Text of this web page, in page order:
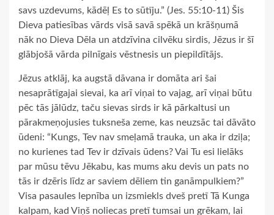
savs uzdevums, kādēļ Es to sūtīju.” (Jes. 55:10-11) Šis
Dieva patiesības vārds visā savā spēkā un krāšņumā
nāk no Dieva Dēla un atdzīvina cilvēku sirdis, Jēzus ir šī
glābjošā vārda pilnīgais vēstnesis un piepildītājs.
Jēzus atklāj, ka augstā dāvana ir domāta ari šai
nesaprātīgajai sievai, ka arī viņai to vajag, arī viņai būtu
pēc tās jālūdz, taču sievas sirds ir kā pārkaltusi un
pārakmeņojusies tuksneša zeme, kas neuzsāc tai dāvāto
ūdeni: “Kungs, Tev nav smeļamā trauka, un aka ir dziļa;
no kurienes tad Tev ir dzīvais ūdens? Vai Tu esi lielāks
par mūsu tēvu Jēkabu, kas mums aku devis un pats no
tās ir dzēris līdz ar saviem dēliem tin ganāmpulkiem?”
Visa pasaules lepnība un izsmiekls dveš pretī Tā Kunga
kalpam, kad Viņš noliecas pretī tumsai un grēkam, lai